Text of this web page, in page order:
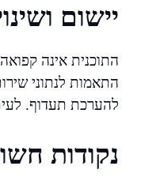
יישום
התוכנית אינה קפואה
להערכת תעדוף.
נקודות